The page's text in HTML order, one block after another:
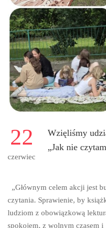
22
czerwiec
Wzięliśmy
„Jak nie
„Głównym celem akcji jest
czytania. Sprawienie, by
ludziom z obowiązkową
spokojem, z wolnym czasem